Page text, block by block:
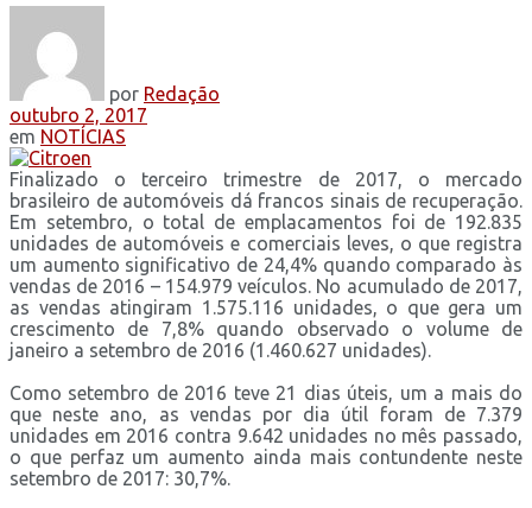
por Redação
outubro 2, 2017
em NOTÍCIAS
Finalizado o terceiro trimestre de 2017, o mercado
brasileiro de automóveis dá francos sinais de recuperação.
Em setembro, o total de emplacamentos foi de 192.835
unidades de automóveis e comerciais leves, o que registra
um aumento significativo de 24,4% quando comparado às
vendas de 2016 – 154.979 veículos. No acumulado de 2017,
as vendas atingiram 1.575.116 unidades, o que gera um
crescimento de 7,8% quando observado o volume de
janeiro a setembro de 2016 (1.460.627 unidades).
Como setembro de 2016 teve 21 dias úteis, um a mais do
que neste ano, as vendas por dia útil foram de 7.379
unidades em 2016 contra 9.642 unidades no mês passado,
o que perfaz um aumento ainda mais contundente neste
setembro de 2017: 30,7%.